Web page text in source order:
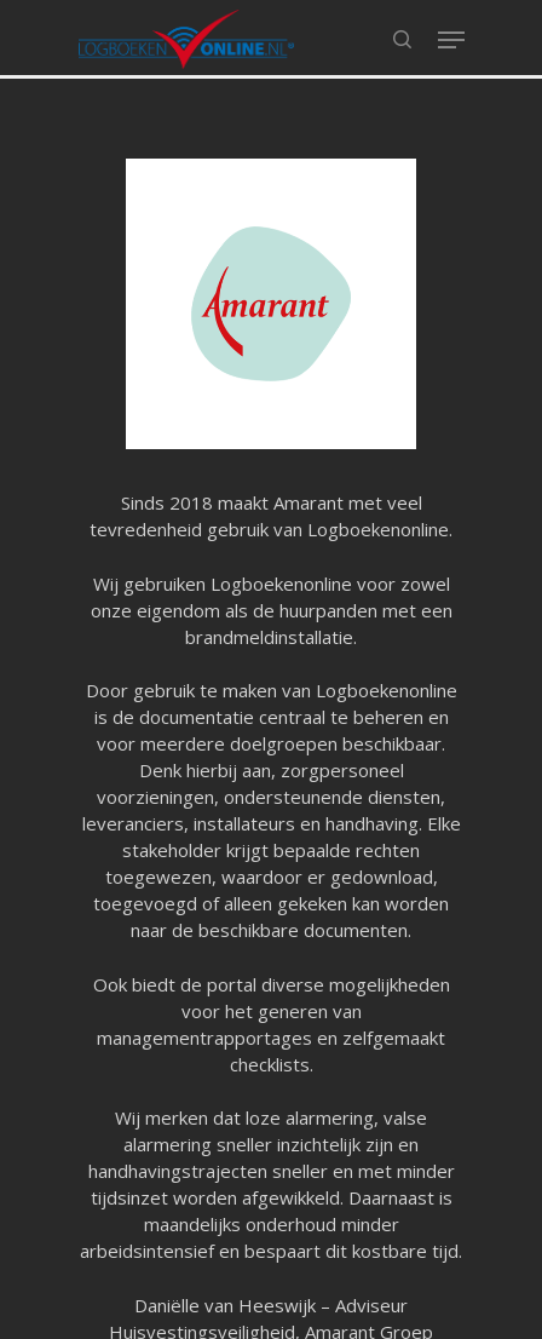
Sinds 2018 maakt Amarant met veel
tevredenheid gebruik van Logboekenonline.
Wij gebruiken Logboekenonline voor zowel
onze eigendom als de huurpanden met een
brandmeldinstallatie.
Door gebruik te maken van Logboekenonline
is de documentatie centraal te beheren en
voor meerdere doelgroepen beschikbaar.
Denk hierbij aan, zorgpersoneel
voorzieningen, ondersteunende diensten,
leveranciers, installateurs en handhaving. Elke
stakeholder krijgt bepaalde rechten
toegewezen, waardoor er gedownload,
toegevoegd of alleen gekeken kan worden
naar de beschikbare documenten.
Ook biedt de portal diverse mogelijkheden
voor het generen van
managementrapportages en zelfgemaakt
checklists.
Wij merken dat loze alarmering, valse
alarmering sneller inzichtelijk zijn en
handhavingstrajecten sneller en met minder
tijdsinzet worden afgewikkeld. Daarnaast is
maandelijks onderhoud minder
arbeidsintensief en bespaart dit kostbare tijd.
Daniëlle van Heeswijk – Adviseur
Huisvestingsveiligheid, Amarant Groep